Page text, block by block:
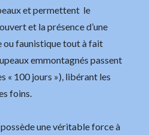
et permettent le
et la présence d’une
faunistique tout à fait
emmontagnés passent
« 100 jours »), libérant les
foins.
possède une véritable force à